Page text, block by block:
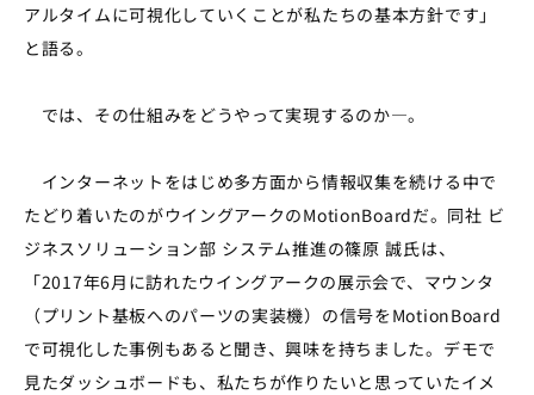
アルタイムに可視化していくことが私たちの基本方針です」
と語る。
では、その仕組みをどうやって実現するのか―。
インターネットをはじめ多方面から情報収集を続ける中で
たどり着いたのがウイングアークのMotionBoardだ。同社 ビ
ジネスソリューション部 システム推進の篠原 誠氏は、
「2017年6月に訪れたウイングアークの展示会で、マウンタ
（プリント基板へのパーツの実装機）の信号をMotionBoard
で可視化した事例もあると聞き、興味を持ちました。デモで
見たダッシュボードも、私たちが作りたいと思っていたイメ